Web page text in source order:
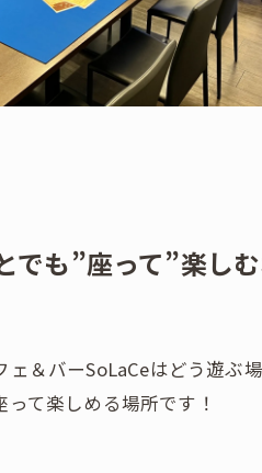
でも”座って”楽し
＆バーSoLaCeはどう遊ぶ
て楽しめる場所です！